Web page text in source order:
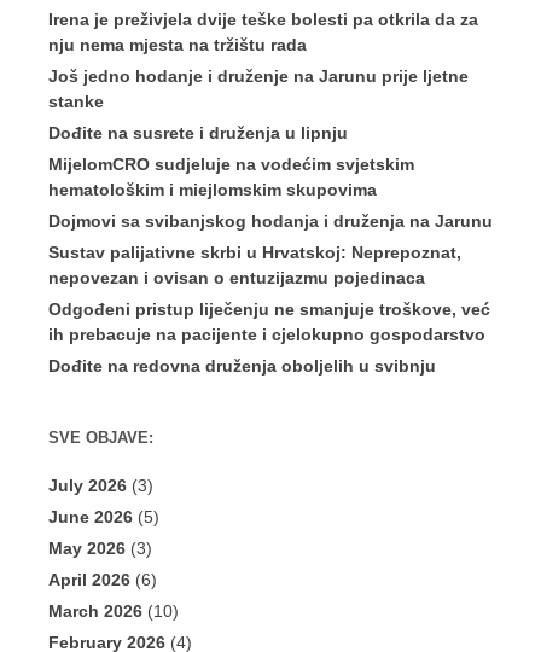
Irena je preživjela dvije teške bolesti pa otkrila da za
nju nema mjesta na tržištu rada
Još jedno hodanje i druženje na Jarunu prije ljetne
stanke
Dođite na susrete i druženja u lipnju
MijelomCRO sudjeluje na vodećim svjetskim
hematološkim i miejlomskim skupovima
Dojmovi sa svibanjskog hodanja i druženja na Jarunu
Sustav palijativne skrbi u Hrvatskoj: Neprepoznat,
nepovezan i ovisan o entuzijazmu pojedinaca
Odgođeni pristup liječenju ne smanjuje troškove, već
ih prebacuje na pacijente i cjelokupno gospodarstvo
Dođite na redovna druženja oboljelih u svibnju
SVE OBJAVE:
July 2026 (3)
June 2026 (5)
May 2026 (3)
April 2026 (6)
March 2026 (10)
February 2026 (4)